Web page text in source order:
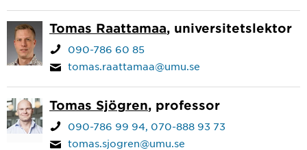
Tomas Raattamaa, universitetslektor
090-786 60 85
tomas.raattamaa@umu.se
Tomas Sjögren, professor
090-786 99 94 070-888 93 73
tomas.sjogren@umu.se